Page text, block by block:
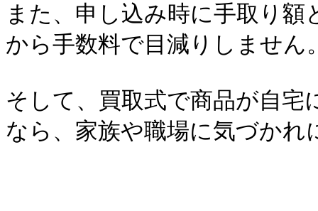
また、申し込み時に手取り
から手数料で目減りしません
そして、買取式で商品が自宅
なら、家族や職場に気づかれ